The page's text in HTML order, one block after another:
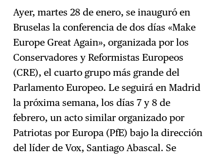
→ Suscríbase
Ayer, martes 28 de enero, se inauguró en
Bruselas la conferencia de dos días «Make
Europe Great Again», organizada por los
Conservadores y Reformistas Europeos
(CRE), el cuarto grupo más grande del
Parlamento Europeo. Le seguirá en Madrid
la próxima semana, los días 7 y 8 de
febrero, un acto similar organizado por
Patriotas por Europa (PfE) bajo la dirección
del líder de Vox, Santiago Abascal. Se